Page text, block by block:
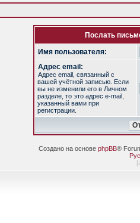
Послать
Имя пользователя:
Адрес email:
Адрес email, связанный с
вашей учётной записью. Если
вы не изменили его в Личном
разделе, то это адрес e-mail,
указанный вами при
регистрации.
Создано на основе phpBB®
[